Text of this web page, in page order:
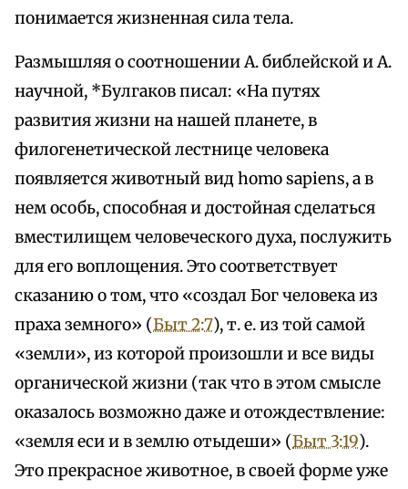
понимается жизненная сила тела.
Размышляя о соотношении А. библейской и А.
научной, *Булгаков писал: «На путях
развития жизни на нашей планете, в
филогенетической лестнице человека
появляется животный вид homo sapiens, а в
нем особь, способная и достойная сделаться
вместилищем человеческого духа, послужить
для его воплощения. Это соответствует
сказанию о том, что «создал Бог человека из
праха земного» (Быт 2:7), т. е. из той самой
«земли», из которой произошли и все виды
органической жизни (так что в этом смысле
оказалось возможно даже и отождествление:
«земля еси и в землю отыдеши» (Быт 3:19).
Это прекрасное животное, в своей форме уже